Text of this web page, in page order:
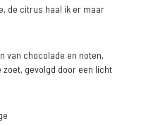
de citrus haal ik er maar
van chocolade en noten,
gevolgd door een licht